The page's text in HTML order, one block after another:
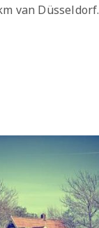
van Düsseldorf.